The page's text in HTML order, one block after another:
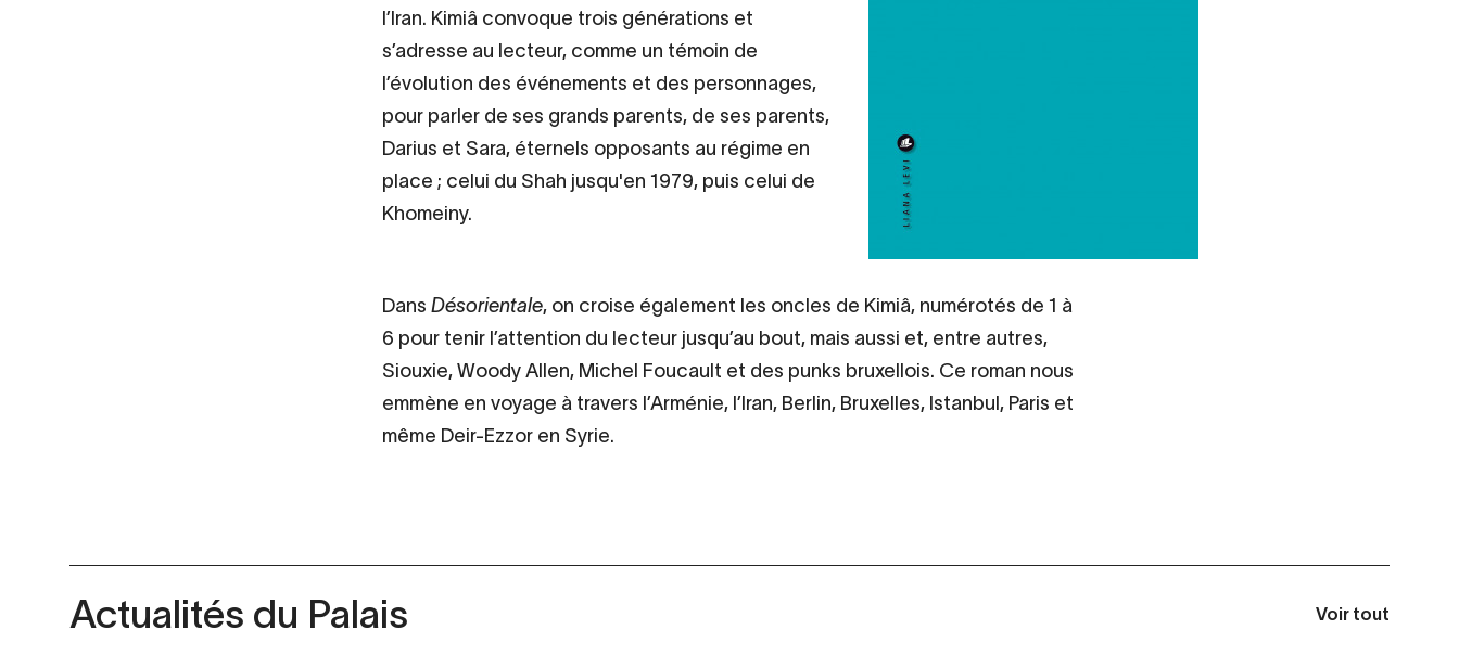
l’Iran. Kimiâ convoque trois générations et
s’adresse au lecteur, comme un témoin de
l’évolution des événements et des personnages,
pour parler de ses grands parents, de ses parents,
Darius et Sara, éternels opposants au régime en
place ; celui du Shah jusqu'en 1979, puis celui de
Khomeiny.
Dans Désorientale, on croise également les oncles de Kimiâ, numérotés de 1 à
6 pour tenir l’attention du lecteur jusqu’au bout, mais aussi et, entre autres,
Siouxie, Woody Allen, Michel Foucault et des punks bruxellois. Ce roman nous
emmène en voyage à travers l’Arménie, l’Iran, Berlin, Bruxelles, Istanbul, Paris et
même Deir-Ezzor en Syrie.
Actualités du Palais Voir tout